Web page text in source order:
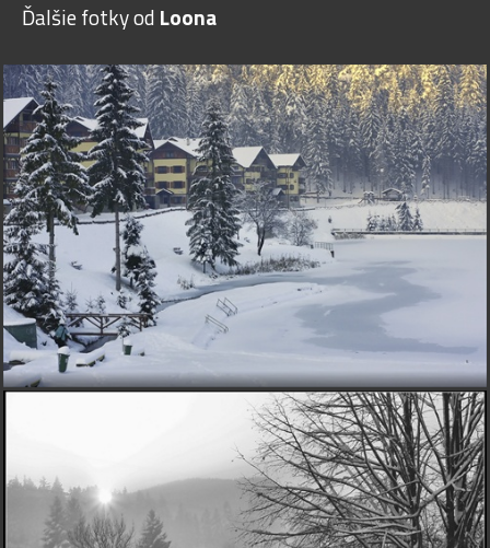
Ďalšie fotky od Loona